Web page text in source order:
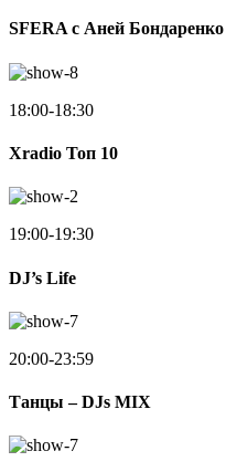
SFERA с Аней Бондаренко
18:00-18:30
Xradio Топ 10
19:00-19:30
DJ’s Life
20:00-23:59
Танцы – DJs MIX